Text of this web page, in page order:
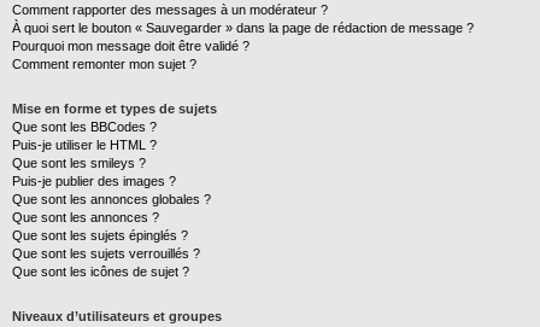
Comment rapporter des messages à un modérateur ?
À quoi sert le bouton « Sauvegarder » dans la page de rédaction de message ?
Pourquoi mon message doit être validé ?
Comment remonter mon sujet ?
Mise en forme et types de sujets
Que sont les BBCodes ?
Puis-je utiliser le HTML ?
Que sont les smileys ?
Puis-je publier des images ?
Que sont les annonces globales ?
Que sont les annonces ?
Que sont les sujets épinglés ?
Que sont les sujets verrouillés ?
Que sont les icônes de sujet ?
Niveaux d’utilisateurs et groupes